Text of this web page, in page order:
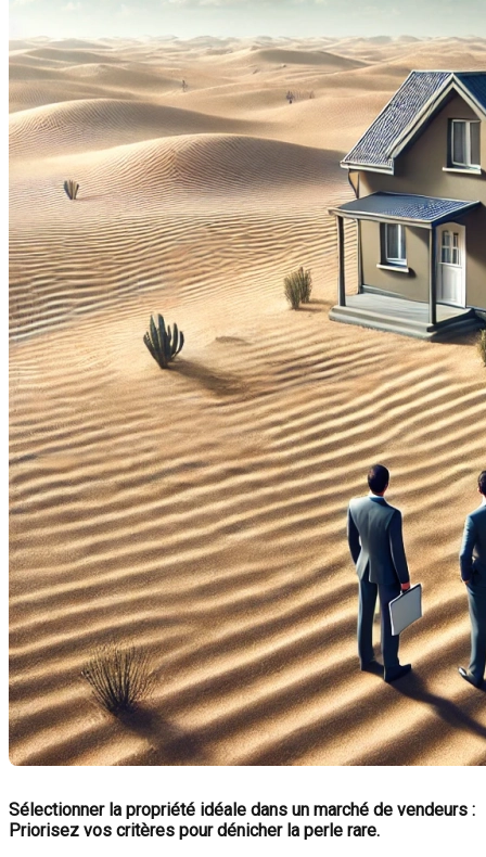
Sélectionner la propriété idéale dans un marché de vendeurs :
Priorisez vos critères pour dénicher la perle rare.